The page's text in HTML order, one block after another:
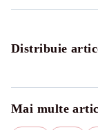
Distribuie
Mai multe